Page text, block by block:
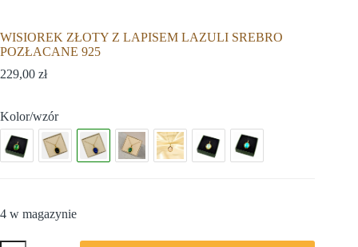
WISIOREK ZŁOTY Z LAPISEM LAZULI SREBRO
POZŁACANE 925
229,00 zł
Kolor/wzór
4 w magazynie